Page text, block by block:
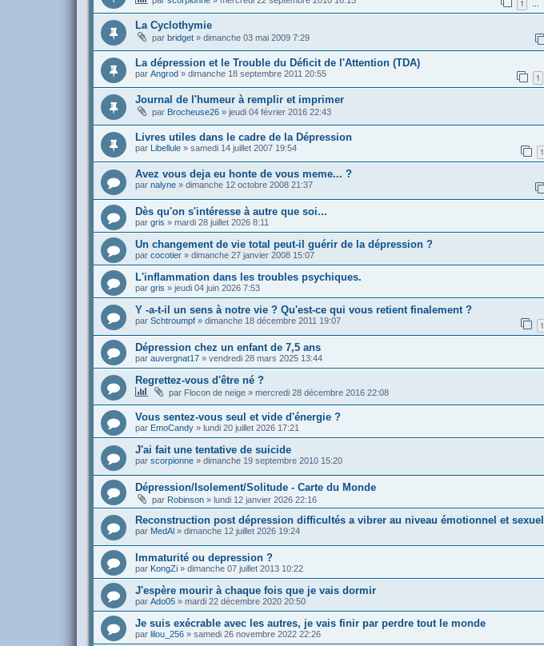
1 …
La Cyclothymie
par bridget » dimanche 03 mai 2009 7:29
La dépression et le Trouble du Déficit de l'Attention (TDA)
par Angrod » dimanche 18 septembre 2011 20:55 1
Journal de l'humeur à remplir et imprimer
par Brocheuse26 » jeudi 04 février 2016 22:43
Livres utiles dans le cadre de la Dépression
par Libellule » samedi 14 juillet 2007 19:54 1
Avez vous deja eu honte de vous meme... ?
par nalyne » dimanche 12 octobre 2008 21:37
Dès qu'on s'intéresse à autre que soi...
par gris » mardi 28 juillet 2026 8:11
Un changement de vie total peut-il guérir de la dépression ?
par cocotier » dimanche 27 janvier 2008 15:07
L'inflammation dans les troubles psychiques.
par gris » jeudi 04 juin 2026 7:53
Y -a-t-il un sens à notre vie ? Qu'est-ce qui vous retient finalement ?
par Schtroumpf » dimanche 18 décembre 2011 19:07 1
Dépression chez un enfant de 7,5 ans
par auvergnat17 » vendredi 28 mars 2025 13:44
Regrettez-vous d'être né ?
par Flocon de neige » mercredi 28 décembre 2016 22:08
Vous sentez-vous seul et vide d'énergie ?
par EmoCandy » lundi 20 juillet 2026 17:21
J'ai fait une tentative de suicide
par scorpionne » dimanche 19 septembre 2010 15:20
Dépression/Isolement/Solitude - Carte du Monde
par Robinson » lundi 12 janvier 2026 22:16
Reconstruction post dépression difficultés a vibrer au niveau émotionnel et sexuel
par MedAl » dimanche 12 juillet 2026 19:24
Immaturité ou depression ?
par KongZi » dimanche 07 juillet 2013 10:22
J'espère mourir à chaque fois que je vais dormir
par Ado05 » mardi 22 décembre 2020 20:50
Je suis exécrable avec les autres, je vais finir par perdre tout le monde
par lilou_256 » samedi 26 novembre 2022 22:26